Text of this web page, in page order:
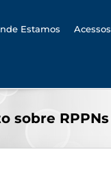
Estamos Acessos
sobre RPPNs